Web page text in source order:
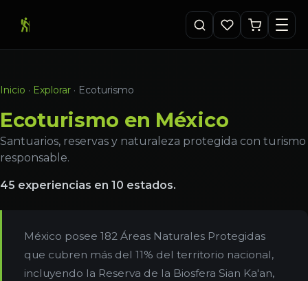
Inicio · Explorar · Ecoturismo
Ecoturismo en México
Santuarios, reservas y naturaleza protegida con turismo
responsable.
45 experiencias en 10 estados.
México posee 182 Áreas Naturales Protegidas
que cubren más del 11% del territorio nacional,
incluyendo la Reserva de la Biosfera Sian Ka'an,